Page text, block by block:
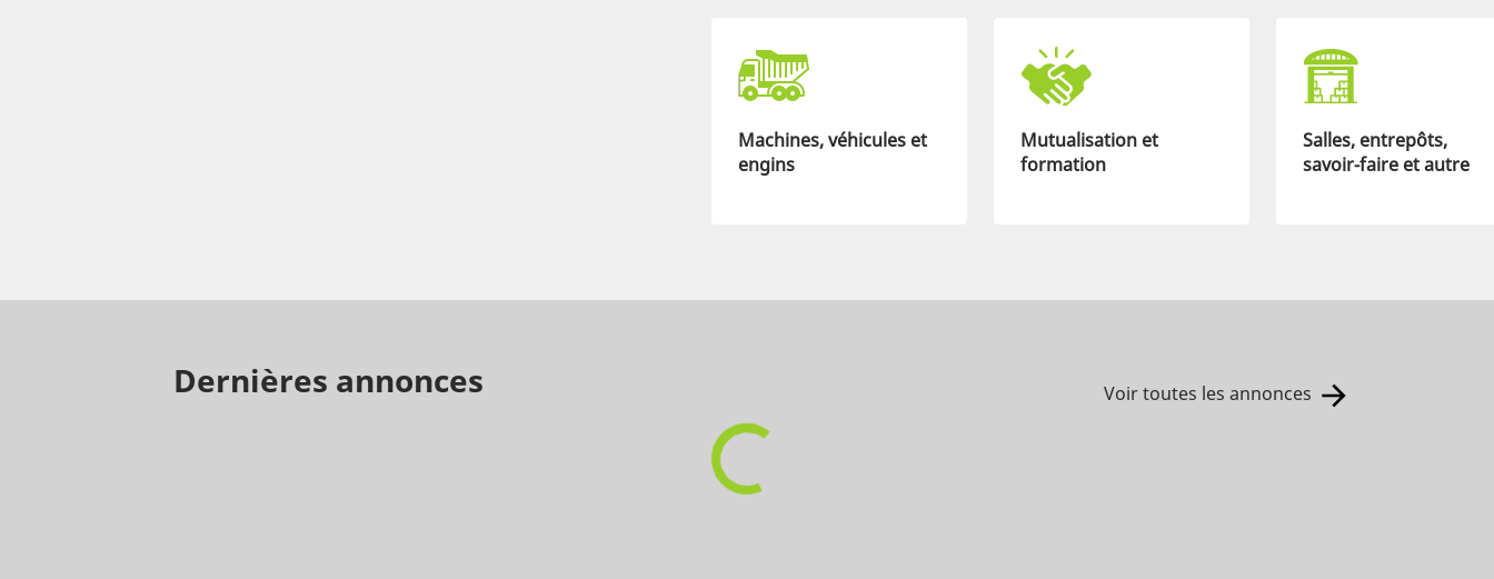
Machines, véhicules et
engins
Mutualisation et
formation
Salles, entrepôts,
savoir-faire et autre
Dernières annonces Voir toutes les annonces